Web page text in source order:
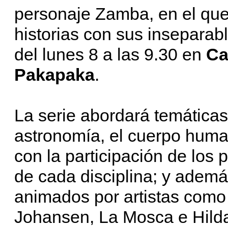
personaje Zamba, en el
historias con sus
del lunes 8 a las 9.30 en
Pakapaka.
La serie abordará
astronomía, el cuerpo
con la participación de los
de cada disciplina; y
animados por artistas
Johansen, La Mosca e